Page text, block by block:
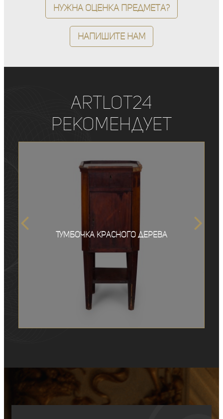
Нужна оценка предмета?
Напишите нам
ArtLot24
рекомендует
Тумбочка красного дерева